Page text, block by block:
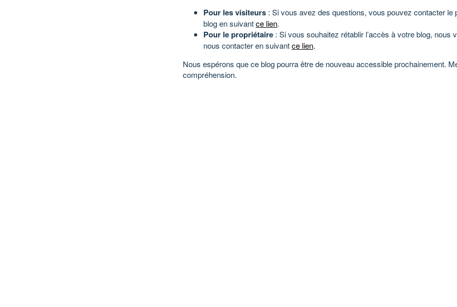
Pour les visiteurs : Si vous avez des questions, vous pouvez contacter le
blog en suivantce lien.
Pour le propriétaire : Si vous souhaitez rétablir l’accès à votre blog, nous
nous contacter en suivantce lien.
Nous espérons que ce blog pourra être de nouveau accessible prochainement.
compréhension.